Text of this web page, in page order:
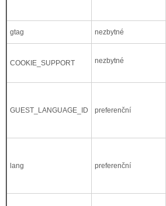
gtag nezbytné
COOKIE_SUPPORT nezbytné
GUEST_LANGUAGE_ID preferenční
lang preferenční